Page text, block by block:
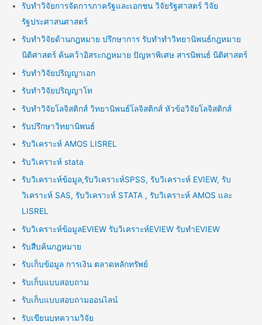
รับทำวิจัยการจัดการภาครัฐและเอกชน วิจัยรัฐศาสตร์ วิจัย
รัฐประศาสนศาสตร์
รับทำวิจัยด้านกฎหมาย ปรึกษาการ รับทำทำวิทยานิพนธ์กฎหมาย
นิติศาสตร์ ค้นคว้าอิสระกฎหมาย ปัญหาพิเศษ สารนิพนธ์ นิติศาสตร์
รับทำวิจัยปริญญาเอก
รับทำวิจัยปริญญาโท
รับทำวิจัยโลจิสติกส์ วิทยานิพนธ์โลจิสติกส์ หัวข้อวิจัยโลจิสติกส์
รับปรึกษาวิทยานิพนธ์
รับวิเคราะห์ AMOS LISREL
รับวิเคราะห์ stata
รับวิเคราะห์ข้อมูล,รับวิเคราะห์SPSS, รับวิเคราะห์ EVIEW, รับ
วิเคราะห์ SAS, รับวิเคราะห์ STATA , รับวิเคราะห์ AMOS และ
LISREL
รับวิเคราะห์ข้อมูลEVIEW รับวิเคราะห์EVIEW รับทำEVIEW
รับสืบค้นกฎหมาย
รับเก็บข้อมูล การเงิน ตลาดหลักทรัพย์
รับเก็บแบบสอบถาม
รับเก็บแบบสอบถามออนไลน์
รับเขียนบทความวิจัย